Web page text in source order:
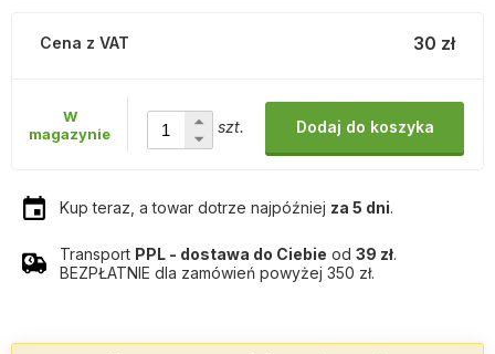
30 zł
Cena z VAT
W
magazynie
szt. Dodaj do koszyka
Kup teraz, a towar dotrze najpóźniej za 5 dni.
Transport PPL - dostawa do Ciebie od 39 zł.
BEZPŁATNIE dla zamówień powyżej 350 zł.